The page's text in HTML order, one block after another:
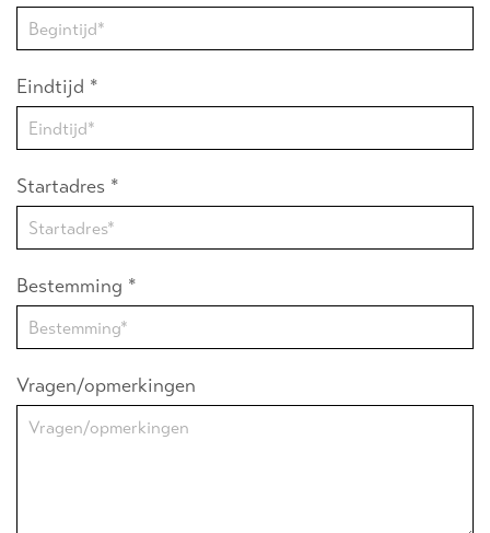
Eindtijd *
Startadres *
Bestemming *
Vragen/opmerkingen